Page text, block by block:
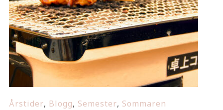
Årstider, Blogg, Semester, Sommaren